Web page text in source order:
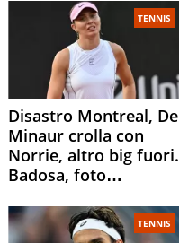
TENNIS
Disastro Montreal, De
Minaur crolla con
Norrie, altro big fuori.
Badosa, foto
preoccupati
TENNIS